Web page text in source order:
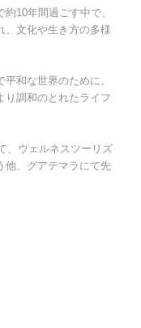
10年間過ごす中で、
、文化や生き方の多様
和な世界のために、
り調和のとれたライフ
、ウェルネスツーリズ
他、グアテマラにて先